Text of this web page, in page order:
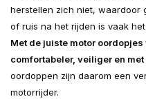
herstellen zich niet, waardoor
of ruis na het rijden is vaak
Met de juiste motor
comfortabeler, veiliger en
oordoppen zijn daarom een
motorrijder.